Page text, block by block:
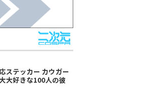
ステッカー カウガー
大好きな100人の彼